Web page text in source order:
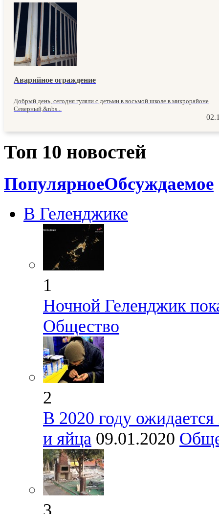
Аварийное ограждение
Добрый день, сегодня гуляли с детьми в восьмой школе в микрорайоне
Северный,&nbs...
Топ 10 новостей
ПопулярноеОбсуждаемое
В Геленджике
1
Ночной Геленджик
Общество
2
В 2020 году
и яйца 09.01.2020